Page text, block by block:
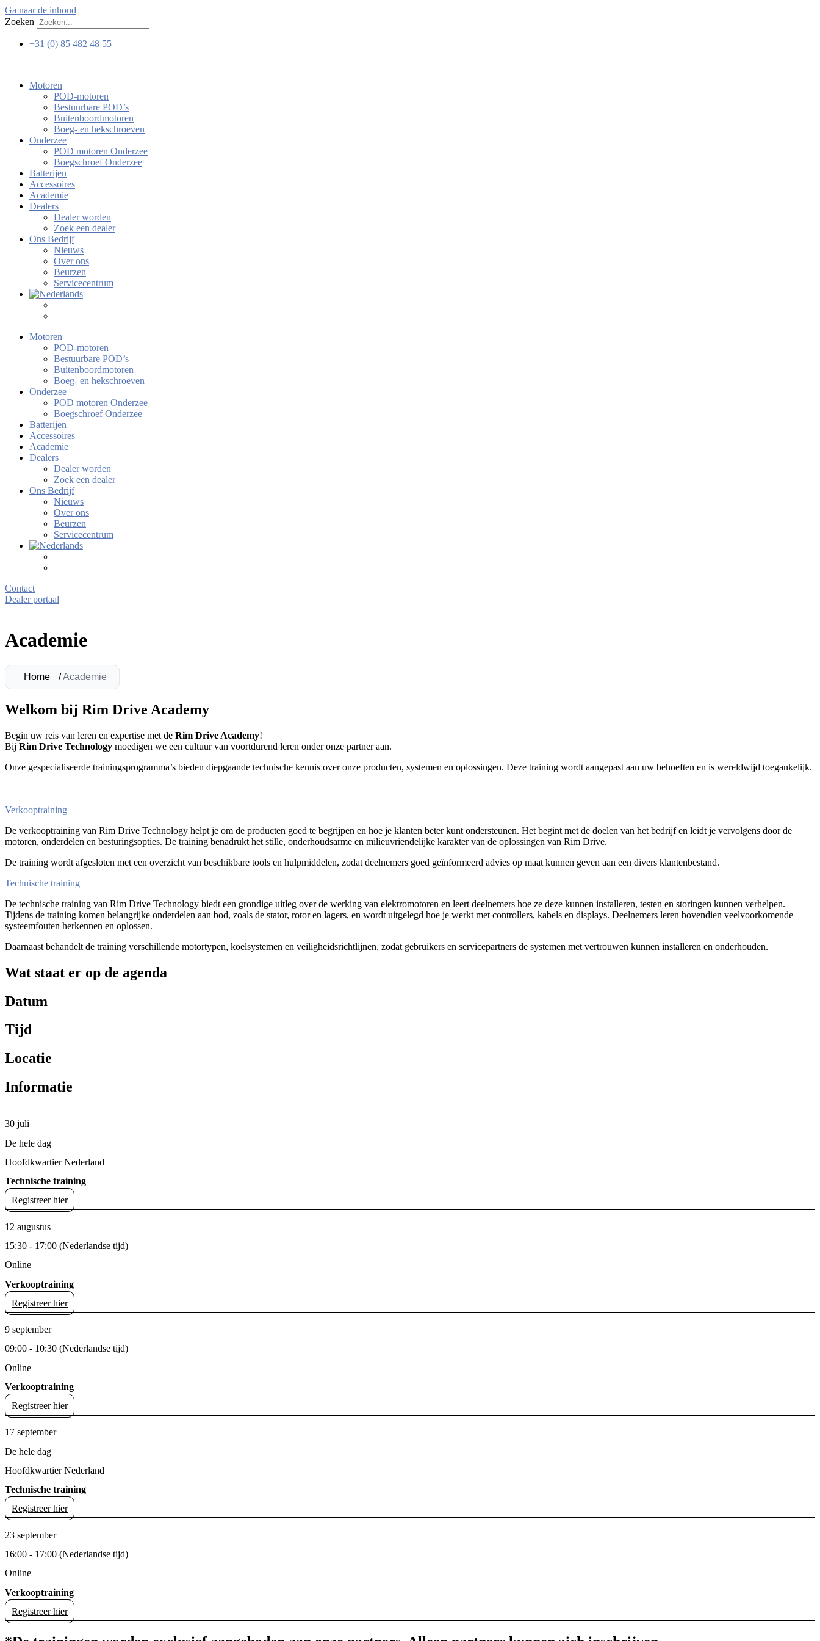
Ga naar de inhoud
Zoeken
+31 (0) 85 482 48 55
Motoren
POD-motoren
Bestuurbare POD’s
Buitenboordmotoren
Boeg- en hekschroeven
Onderzee
POD motoren Onderzee
Boegschroef Onderzee
Batterijen
Accessoires
Academie
Dealers
Dealer worden
Zoek een dealer
Ons Bedrijf
Nieuws
Over ons
Beurzen
Servicecentrum
Motoren
POD-motoren
Bestuurbare POD’s
Buitenboordmotoren
Boeg- en hekschroeven
Onderzee
POD motoren Onderzee
Boegschroef Onderzee
Batterijen
Accessoires
Academie
Dealers
Dealer worden
Zoek een dealer
Ons Bedrijf
Nieuws
Over ons
Beurzen
Servicecentrum
Contact
Dealer portaal
Academie
Home /Academie
Welkom bij Rim Drive Academy
Begin uw reis van leren en expertise met de Rim Drive Academy!
Bij Rim Drive Technology moedigen we een cultuur van voortdurend leren onder onze partner aan.
Onze gespecialiseerde trainingsprogramma’s bieden diepgaande technische kennis over onze producten, systemen en oplossingen. Deze training wordt aangepast aan uw behoeften en is wereldwijd toegankelijk.
Verkooptraining
De verkooptraining van Rim Drive Technology helpt je om de producten goed te begrijpen en hoe je klanten beter kunt ondersteunen. Het begint met de doelen van het bedrijf en leidt je vervolgens door de
motoren, onderdelen en besturingsopties. De training benadrukt het stille, onderhoudsarme en milieuvriendelijke karakter van de oplossingen van Rim Drive.
De training wordt afgesloten met een overzicht van beschikbare tools en hulpmiddelen, zodat deelnemers goed geïnformeerd advies op maat kunnen geven aan een divers klantenbestand.
Technische training
De technische training van Rim Drive Technology biedt een grondige uitleg over de werking van elektromotoren en leert deelnemers hoe ze deze kunnen installeren, testen en storingen kunnen verhelpen.
Tijdens de training komen belangrijke onderdelen aan bod, zoals de stator, rotor en lagers, en wordt uitgelegd hoe je werkt met controllers, kabels en displays. Deelnemers leren bovendien veelvoorkomende
systeemfouten herkennen en oplossen.
Daarnaast behandelt de training verschillende motortypen, koelsystemen en veiligheidsrichtlijnen, zodat gebruikers en servicepartners de systemen met vertrouwen kunnen installeren en onderhouden.
Wat staat er op de agenda
Datum
Tijd
Locatie
Informatie
30 juli
De hele dag
Hoofdkwartier Nederland
Technische training
Registreer hier
12 augustus
15:30 - 17:00 (Nederlandse tijd)
Online
Verkooptraining
Registreer hier
9 september
09:00 - 10:30 (Nederlandse tijd)
Online
Verkooptraining
Registreer hier
17 september
De hele dag
Hoofdkwartier Nederland
Technische training
Registreer hier
23 september
16:00 - 17:00 (Nederlandse tijd)
Online
Verkooptraining
Registreer hier